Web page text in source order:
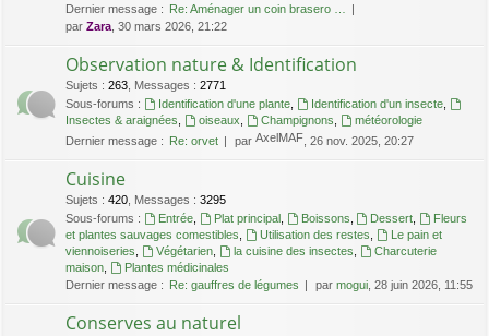
Dernier message : Re: Aménager un coin brasero …
par Zara , 30 mars 2026, 21:22
Observation nature & Identification
Sujets : 263 Messages : 2771
Sous-forums :
Identification d'une plante, Identification d'un insecte,
Insectes & araignées
oiseaux Champignons
météorologie
Dernier message : Re: orvet par AxelMAF , 26 nov. 2025, 20:27
Cuisine
Sujets : 420 Messages : 3295
Sous-forums :
Entrée, Plat principal, Boissons Dessert
Fleurs
et plantes sauvages comestibles
Utilisation des restes
Le pain et
viennoiseries
Végétarien, la cuisine des insectes
Charcuterie
maison
Plantes médicinales
Dernier message : Re: gauffres de légumes par mogui , 28 juin 2026, 11:55
Conserves au naturel